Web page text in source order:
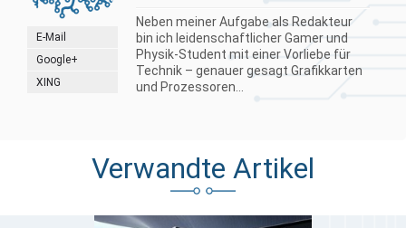
E-Mail
Google+
XING
Neben meiner Aufgabe als Redakteur
bin ich leidenschaftlicher Gamer und
Physik-Student mit einer Vorliebe für
Technik – genauer gesagt Grafikkarten
und Prozessoren...
Verwandte Artikel